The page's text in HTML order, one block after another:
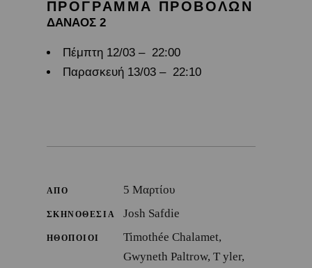
ΠΡΟΓΡΑΜΜΑ ΠΡΟΒΟΛΩΝ
ΔΑΝΑΟΣ 2
Πέμπτη 12/03 – 22:00
Παρασκευή 13/03 – 22:10
ΑΠΟ 5 Μαρτίου
ΣΚΗΝΟΘΕΣΙΑ Josh Safdie
ΗΘΟΠΟΙΟΙ
Timothée Chalamet,
Gwyneth Paltrow, T yler,